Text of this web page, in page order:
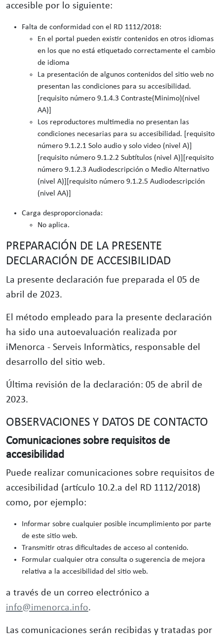
accesible por lo siguiente:
Falta de conformidad con el RD 1112/2018:
En el portal pueden existir contenidos en otros idiomas
en los que no está etiquetado correctamente el cambio
de idioma
La presentación de algunos contenidos del sitio web no
presentan las condiciones para su accesibilidad.
[requisito número 9.1.4.3 Contraste(Minimo)(nivel
AA)]
Los reproductores multimedia no presentan las
condiciones necesarias para su accesibilidad. [requisito
número 9.1.2.1 Solo audio y solo video (nivel A)]
[requisito número 9.1.2.2 Subtítulos (nivel A)][requisito
número 9.1.2.3 Audiodescripción o Medio Alternativo
(nivel A)][requisito número 9.1.2.5 Audiodescripción
(nivel AA)]
Carga desproporcionada:
No aplica.
PREPARACIÓN DE LA PRESENTE
DECLARACIÓN DE ACCESIBILIDAD
La presente declaración fue preparada el 05 de
abril de 2023.
El método empleado para la presente declaración
ha sido una autoevaluación realizada por
iMenorca - Serveis Informàtics, responsable del
desarrollo del sitio web.
Última revisión de la declaración: 05 de abril de
2023.
OBSERVACIONES Y DATOS DE CONTACTO
Comunicaciones sobre requisitos de
accesibilidad
Puede realizar comunicaciones sobre requisitos de
accesibilidad (artículo 10.2.a del RD 1112/2018)
como, por ejemplo:
Informar sobre cualquier posible incumplimiento por parte
de este sitio web.
Transmitir otras dificultades de acceso al contenido.
Formular cualquier otra consulta o sugerencia de mejora
relativa a la accesibilidad del sitio web.
a través de un correo electrónico a
info@imenorca.info.
Las comunicaciones serán recibidas y tratadas por